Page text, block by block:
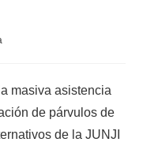
masiva asistencia
de párvulos de
de la JUNJI